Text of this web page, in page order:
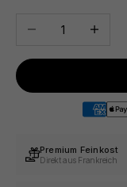
Anzahl verringern
Anzahl
Premium Feinkost
Direkt aus Frankreich